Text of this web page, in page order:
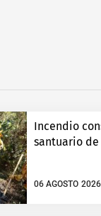
Incendio
santuario de
06 AGOSTO 2026